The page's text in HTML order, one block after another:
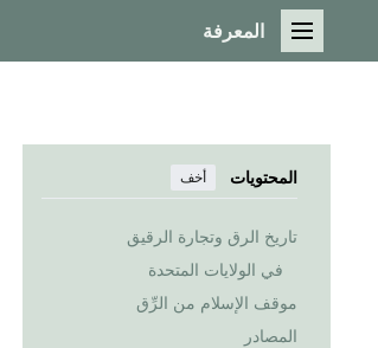
القائمة الرئيسية
المعرفة
المحتويات أخف
تاريخ الرق وتجارة الرقيق
في الولايات المتحدة
موقف الإسلام من الرِّق
المصادر